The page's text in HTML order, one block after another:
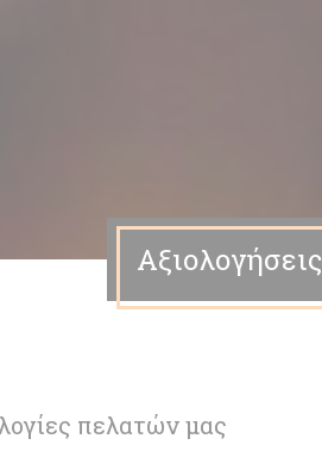
Αξιολογήσεις
πελατών μας